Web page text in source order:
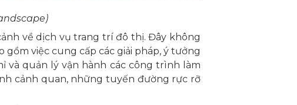
về dịch vụ trang trí đô thị. Đây không
việc cung cấp các giải pháp, ý tưởng
và quản lý vận hành các công trình làm
cảnh quan, những tuyến đường rực rỡ